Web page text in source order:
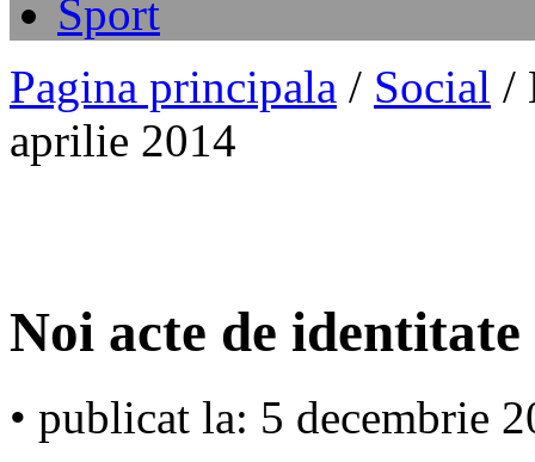
Sport
Pagina principala / Social /
aprilie 2014
Noi acte de
• publicat la: 5 decembrie